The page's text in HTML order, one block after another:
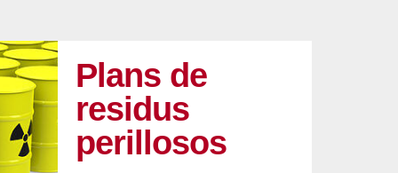
Plans de
residus
perillosos